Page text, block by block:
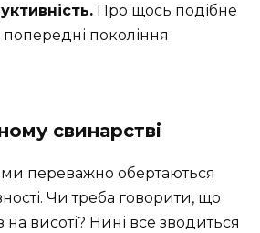
Про щось подібне
покоління
свинарстві
переважно обертаються
Чи треба говорити, що
на висоті? Нині все зводиться